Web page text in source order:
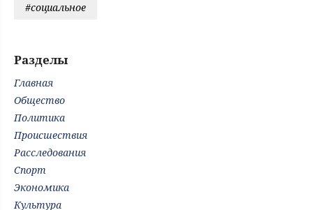
#социальное
Разделы
Главная
Общество
Политика
Происшествия
Расследования
Спорт
Экономика
Культура